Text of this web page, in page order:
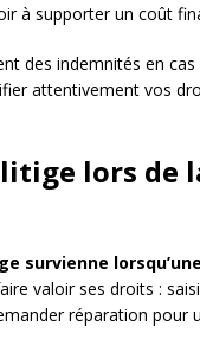
à supporter un coût
des indemnités en
attentivement vos
litige lors de
survienne
valoir ses droits :
réparation pour